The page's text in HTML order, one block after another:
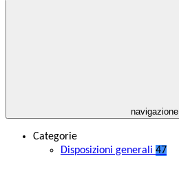
navigazione
Categorie
Disposizioni generali 47